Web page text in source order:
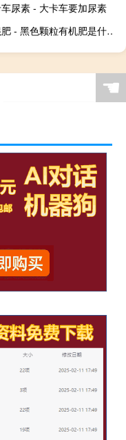
尿素 - 大卡车要加尿素
复混肥 - 黑色颗粒有机肥是什么做的
☚